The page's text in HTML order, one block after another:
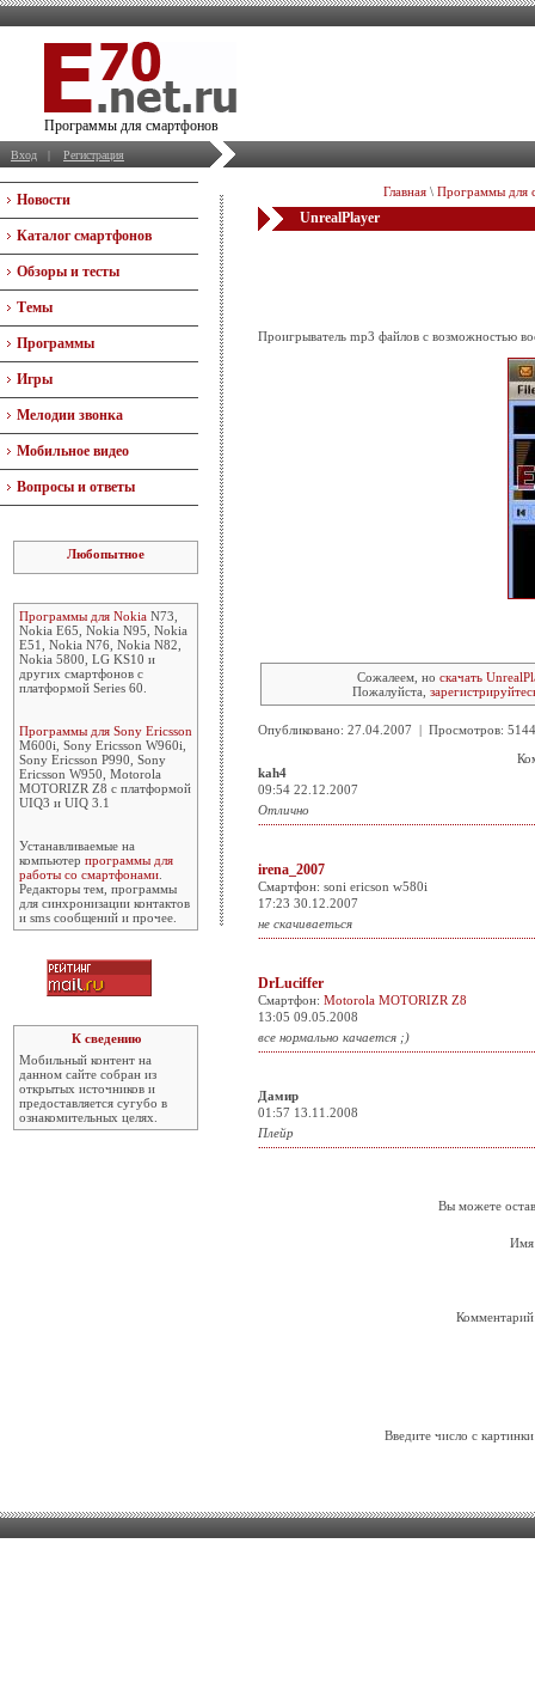
Программы для смартфонов
Вход | Регистрация
Новости
Каталог смартфонов
Обзоры и тесты
Темы
Программы
Игры
Мелодии звонка
Мобильное видео
Вопросы и ответы
Любопытное
Программы для Nokia N73,
Nokia E65, Nokia N95, Nokia
E51, Nokia N76, Nokia N82,
Nokia 5800, LG KS10 и
других смартфонов с
платформой Series 60.
Программы для Sony Ericsson
M600i, Sony Ericsson W960i,
Sony Ericsson P990, Sony
Ericsson W950, Motorola
MOTORIZR Z8 с платформой
UIQ3 и UIQ 3.1
Устанавливаемые на
компьютер программы для
работы со смартфонами
Редакторы тем, программы
для синхронизации контактов
и sms сообщений и прочее.
К сведению
Мобильный контент на
данном сайте собран из
открытых источников и
предоставляется сугубо в
ознакомительных целях.
Главная \ Программы для
UnrealPlayer
Проигрыватель mp3 файлов с возможностью
Сожалеем, но скачать
Пожалуйста,
Опубликовано: 27.04.2007 | Просмотров:
kah4
09:54 22.12.2007
Отлично
irena_2007
Смартфон: soni ericson w580i
17:23 30.12.2007
не скачиваеться
DrLuciffer
Смартфон: Motorola MOTORIZR Z8
13:05 09.05.2008
все нормально качается ;)
Дамир
01:57 13.11.2008
Плейр
Вы можете
Введите число с